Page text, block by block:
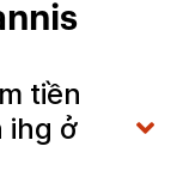
tiền
ihg ở